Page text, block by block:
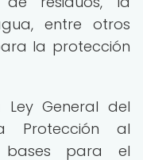
entre otros
la protección
Ley General del
Protección al
bases para el